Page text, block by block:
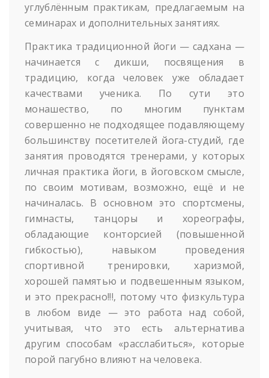
углублённым практикам, предлагаемым на
семинарах и дополнительных занятиях.
Практика традиционной йоги — садхана —
начинается с дикши, посвящения в
традицию, когда человек уже обладает
качествами ученика. По сути это
монашество, по многим пунктам
совершенно не подходящее подавляющему
большинству посетителей йога-студий, где
занятия проводятся тренерами, у которых
личная практика йоги, в йоговском смысле,
по своим мотивам, возможно, ещё и не
начиналась. В основном это спортсмены,
гимнасты, танцоры и хореографы,
обладающие конторсией (повышенной
гибкостью), навыком проведения
спортивной тренировки, харизмой,
хорошей памятью и подвешенным языком,
и это прекрасно!!!, потому что физкультура
в любом виде — это работа над собой,
учитывая, что это есть альтернатива
другим способам «расслабиться», которые
порой пагубно влияют на человека.